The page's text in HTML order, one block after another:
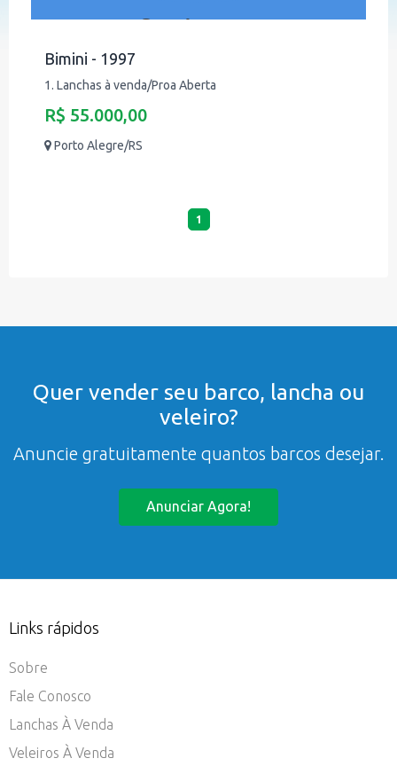
Bimini - 1997
1. Lanchas à venda/Proa Aberta
R$ 55.000,00
Porto Alegre/RS
1
Quer vender seu barco, lancha ou
veleiro?
Anuncie gratuitamente quantos barcos desejar.
Anunciar Agora!
Links rápidos
Sobre
Fale Conosco
Lanchas À Venda
Veleiros À Venda